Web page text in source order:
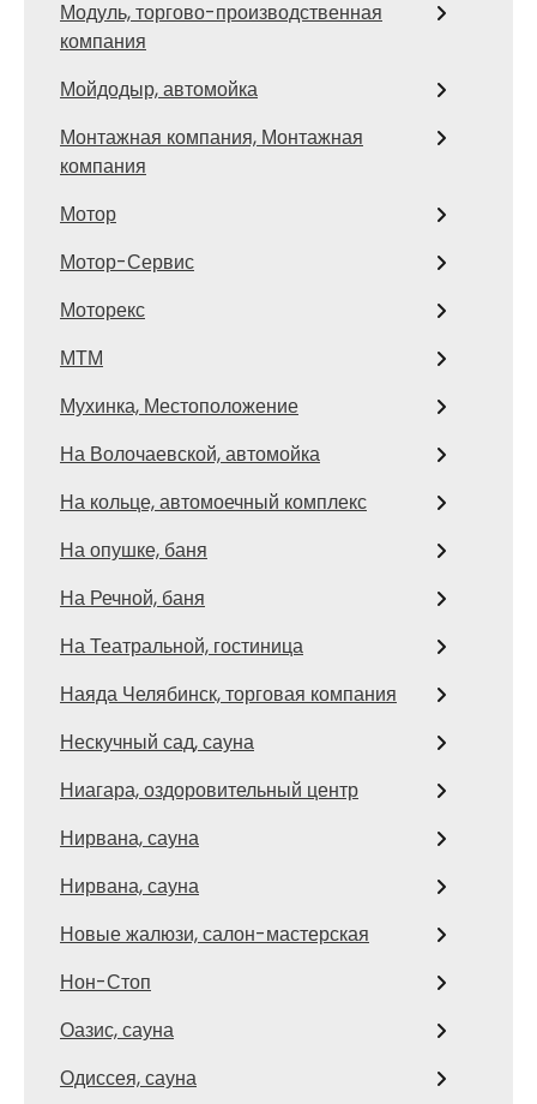
Модуль, торгово-производственная
компания
Мойдодыр, автомойка
Монтажная компания, Монтажная
компания
Мотор
Мотор-Сервис
Моторекс
МТМ
Мухинка, Местоположение
На Волочаевской, автомойка
На кольце, автомоечный комплекс
На опушке, баня
На Речной, баня
На Театральной, гостиница
Наяда Челябинск, торговая компания
Нескучный сад, сауна
Ниагара, оздоровительный центр
Нирвана, сауна
Нирвана, сауна
Новые жалюзи, салон-мастерская
Нон-Стоп
Оазис, сауна
Одиссея, сауна